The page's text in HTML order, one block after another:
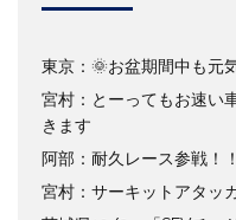
東京：🌞お盆期間中も元
宮村：とーってもお速い
きます
阿部：耐久レース参戦！！
宮村：サーキットアタッ